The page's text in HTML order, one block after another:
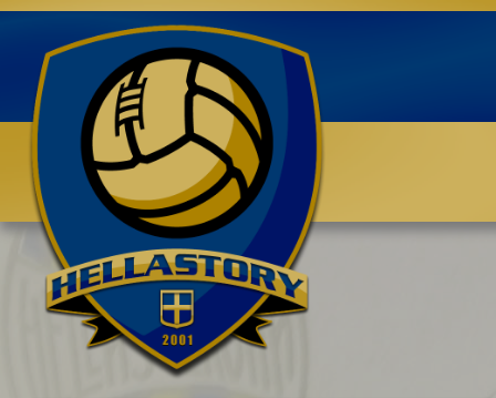
Benvenuti su HELLASTORY.net